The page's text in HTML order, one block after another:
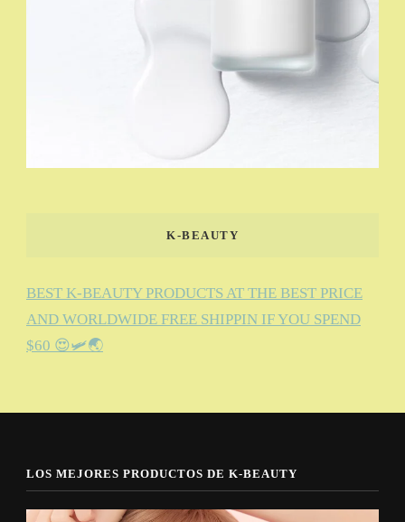
K-BEAUTY
BEST K-BEAUTY PRODUCTS AT THE BEST PRICE
AND WORLDWIDE FREE SHIPPIN IF YOU SPEND
$60 😍🛩️🌏
LOS MEJORES PRODUCTOS DE K-BEAUTY